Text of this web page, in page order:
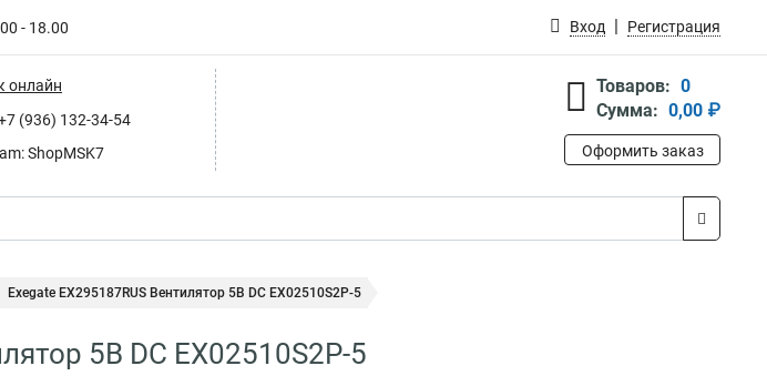
- 18.00 Вход Регистрация
онлайн
(936) 132-34-54
ShopMSK7
Товаров: 0
Сумма: 0,00 ₽
Оформить заказ
Exegate EX295187RUS Вентилятор 5В DC EX02510S2P-5
5В DC EX02510S2P-5